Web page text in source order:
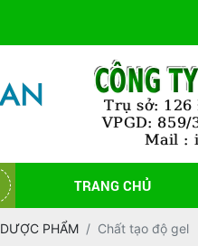
TRANG CHỦ
PHẨM Chất tạo độ gel